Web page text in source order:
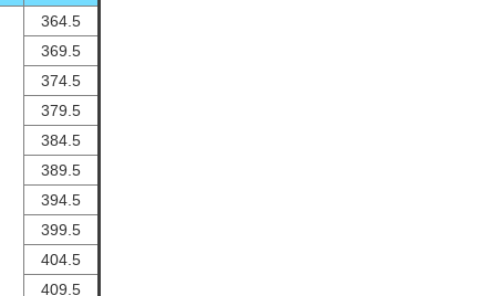
364.5
369.5
374.5
379.5
384.5
389.5
394.5
399.5
404.5
409.5